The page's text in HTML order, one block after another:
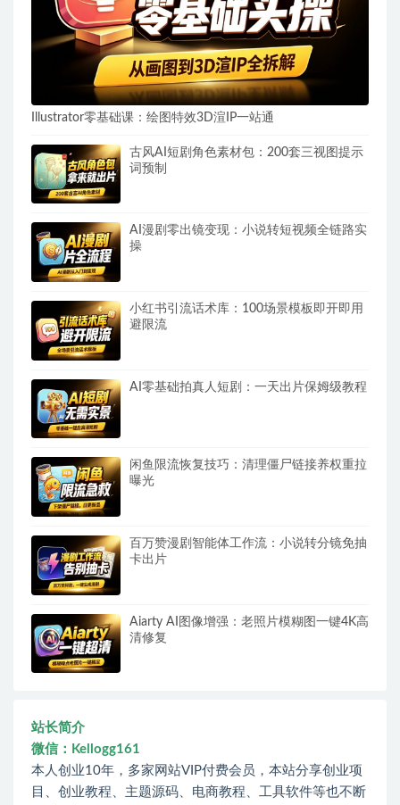
Illustrator零基础课：绘图特效3D渲IP一站通
古风AI短剧角色素材包：200套三视图提示
词预制
AI漫剧零出镜变现：小说转短视频全链路实
操
小红书引流话术库：100场景模板即开即用
避限流
AI零基础拍真人短剧：一天出片保姆级教程
闲鱼限流恢复技巧：清理僵尸链接养权重拉
曝光
百万赞漫剧智能体工作流：小说转分镜免抽
卡出片
Aiarty AI图像增强：老照片模糊图一键4K高
清修复
站长简介
微信：Kellogg161
本人创业10年，多家网站VIP付费会员，本站分享创业项
目、创业教程、主题源码、电商教程、工具软件等也不断